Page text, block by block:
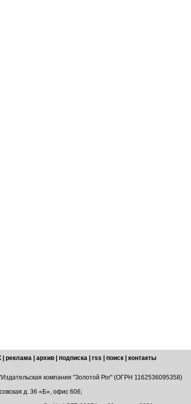
реклама архив подписка rss поиск
контакты
компания "Золотой Рог" (ОГРН 1162536095358)
д. 36 «Б», офис 606;